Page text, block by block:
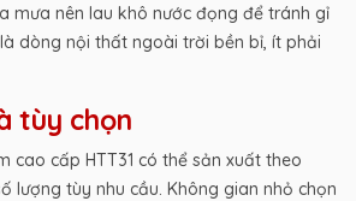
mưa nên lau khô nước đọng để tránh gỉ
dòng nội thất ngoài trời bền bỉ, ít phải
tùy chọn
cao cấp HTT31 có thể sản xuất theo
lượng tùy nhu cầu. Không gian nhỏ chọn